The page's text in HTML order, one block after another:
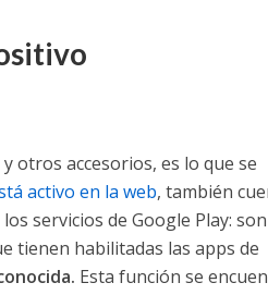
otros accesorios, es lo que se
activo en la web, también
servicios de Google Play: son
tienen habilitadas las apps de
Esta función se